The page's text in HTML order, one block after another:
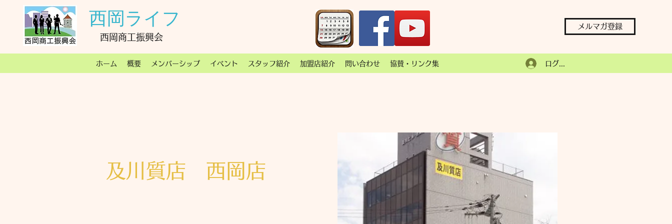
西岡ライフ
西岡商工振興会
メルマガ登録
ホーム 概要 メンバーシップ イベント スタッフ紹介 加盟店紹介 問い合わせ 協賛・リンク集 ログイン
及川質店 西岡店